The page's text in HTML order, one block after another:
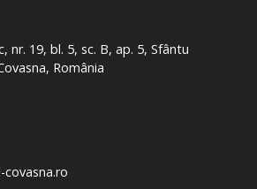
nr. 19, bl. 5, sc. B, ap. 5, Sfântu
România